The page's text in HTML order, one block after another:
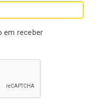
em receber